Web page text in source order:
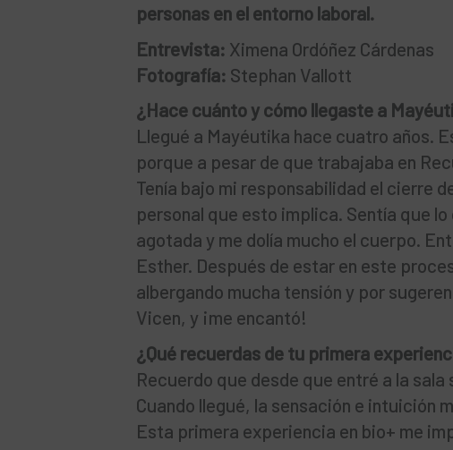
personas en el entorno laboral.
Entrevista: Ximena Ordóñez Cárdenas
Fotografía: Stephan Vallott
¿Hace cuánto y cómo llegaste a
Llegué a Mayéutika hace cuatro años.
porque a pesar de que trabajaba en
Tenía bajo mi responsabilidad el cierre
personal que esto implica. Sentía que
agotada y me dolía mucho el cuerpo.
Esther. Después de estar en este
albergando mucha tensión y por
Vicen, y ¡me encantó!
¿Qué recuerdas de tu primera
Recuerdo que desde que entré a la
Cuando llegué, la sensación e intuición
Esta primera experiencia en bio+ me